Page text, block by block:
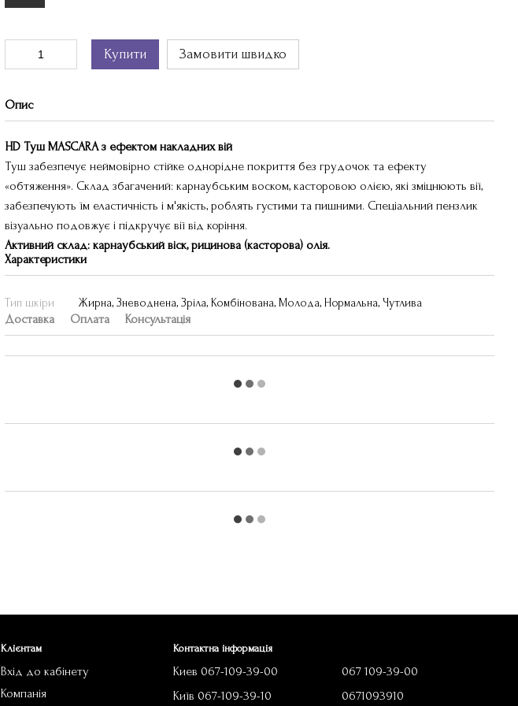
Купити Замовити швидко
Опис
HD Туш MASCARA з ефектом накладних вій
Туш забезпечує неймовірно стійке однорідне покриття без грудочок та ефекту
«обтяження». Склад збагачений: карнаубським воском, касторовою олією, які зміцнюють вії,
забезпечують їм еластичність і м'якість, роблять густими та пишними. Спеціальний пензлик
візуально подовжує і підкручує вії від коріння.
Активний склад: карнаубський віск, рицинова (касторова) олія.
Характеристики
Тип шкіри Жирна, Зневоднена, Зріла, Комбінована, Молода, Нормальна, Чутлива
Доставка Оплата Консультація
Клієнтам
Вхід до кабінету
Компанія
Контактна інформація
Киев 067-109-39-00
Київ 067-109-39-10
067 109-39-00
0671093910